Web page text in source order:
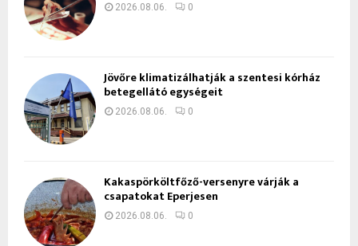
2026.08.06. 0
Jövőre klimatizálhatják a szentesi kórház
betegellátó egységeit
2026.08.06. 0
Kakaspörköltfőző-versenyre várják a
csapatokat Eperjesen
2026.08.06. 0